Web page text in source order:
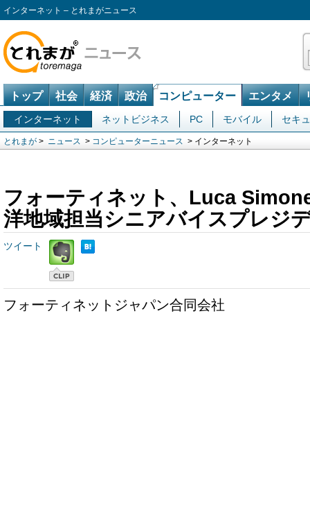
インターネット – とれまがニュース
トップ 社会 経済 政治 コンピューター エンタメ
インターネット ネットビジネス PC モバイル セキ
とれまが > ニュース > コンピューターニュース > インターネット
フォーティネット、Luca
洋地域担当シニアバイスプレジ
ツイート
フォーティネットジャパン合同会社